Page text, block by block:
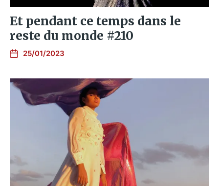
Et pendant ce temps dans le
reste du monde #210
25/01/2023